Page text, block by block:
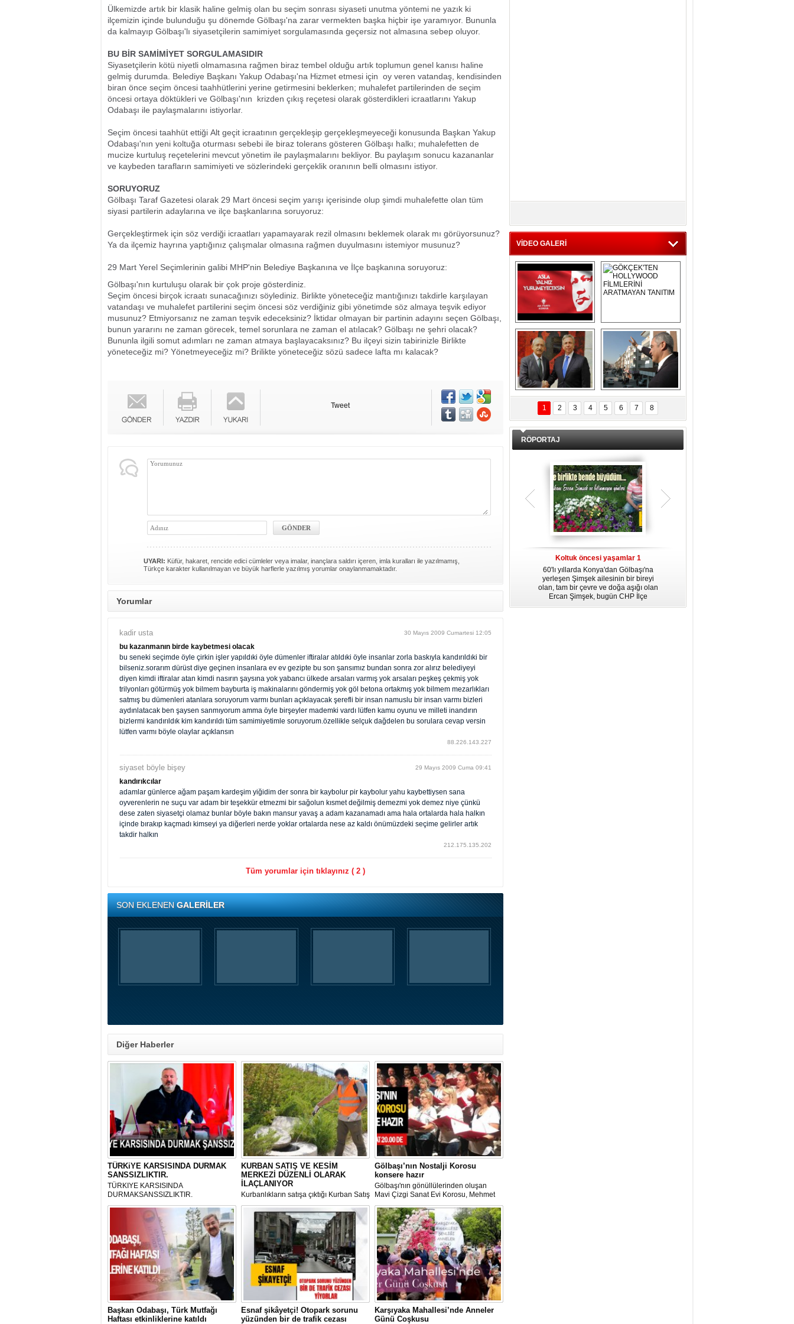
Ülkemizde artık bir klasik haline gelmiş olan bu seçim sonrası siyaseti unutma yöntemi ne yazık ki
ilçemizin içinde bulunduğu şu dönemde Gölbaşı'na zarar vermekten başka hiçbir işe yaramıyor. Bununla
da kalmayıp Gölbaşı'lı siyasetçilerin samimiyet sorgulamasında geçersiz not almasına sebep oluyor.
BU BİR SAMİMİYET SORGULAMASIDIR
Siyasetçilerin kötü niyetli olmamasına rağmen biraz tembel olduğu artık toplumun genel kanısı haline
gelmiş durumda. Belediye Başkanı Yakup Odabaşı'na Hizmet etmesi için  oy veren vatandaş, kendisinden
biran önce seçim öncesi taahhütlerini yerine getirmesini beklerken; muhalefet partilerinden de seçim
öncesi ortaya döktükleri ve Gölbaşı'nın krizden çıkış reçetesi olarak gösterdikleri icraatlarını Yakup
Odabaşı ile paylaşmalarını istiyorlar.
Seçim öncesi taahhüt ettiği Alt geçit icraatının gerçekleşip gerçekleşmeyeceği konusunda Başkan Yakup
Odabaşı'nın yeni koltuğa oturması sebebi ile biraz tolerans gösteren Gölbaşı halkı; muhalefetten de
mucize kurtuluş reçetelerini mevcut yönetim ile paylaşmalarını bekliyor. Bu paylaşım sonucu kazananlar
ve kaybeden tarafların samimiyeti ve sözlerindeki gerçeklik oranının belli olmasını istiyor.
SORUYORUZ
Gölbaşı Taraf Gazetesi olarak 29 Mart öncesi seçim yarışı içerisinde olup şimdi muhalefette olan tüm
siyasi partilerin adaylarına ve ilçe başkanlarına soruyoruz:
Gerçekleştirmek için söz verdiği icraatları yapamayarak rezil olmasını beklemek olarak mı görüyorsunuz?
Ya da ilçemiz hayrına yaptığınız çalışmalar olmasına rağmen duyulmasını istemiyor musunuz?
29 Mart Yerel Seçimlerinin galibi MHP'nin Belediye Başkanına ve İlçe başkanına soruyoruz:
Gölbaşı'nın kurtuluşu olarak bir çok proje gösterdiniz.
Seçim öncesi birçok icraatı sunacağınızı söylediniz. Birlikte yöneteceğiz mantığınızı takdirle karşılayan
vatandaşı ve muhalefet partilerini seçim öncesi söz verdiğiniz gibi yönetimde söz almaya teşvik ediyor
musunuz? Etmiyorsanız ne zaman teşvik edeceksiniz? İktidar olmayan bir partinin adayını seçen Gölbaşı,
bunun yararını ne zaman görecek, temel sorunlara ne zaman el atılacak? Gölbaşı ne şehri olacak?
Bununla ilgili somut adımları ne zaman atmaya başlayacaksınız? Bu ilçeyi sizin tabirinizle Birlikte
yöneteceğiz mi? Yönetmeyeceğiz mi? Brilikte yöneteceğiz sözü sadece lafta mı kalacak?
Tweet
UYARI: Küfür, hakaret, rencide edici cümleler veya imalar, inançlara saldırı içeren, imla kuralları ile yazılmamış,
Türkçe karakter kullanılmayan ve büyük harflerle yazılmış yorumlar onaylanmamaktadır.
Yorumlar
kadir usta 30 Mayıs 2009 Cumartesi 12:05
bu kazanmanın birde kaybetmesi olacak
bu seneki seçimde öyle çirkin işler yapıldıki öyle dümenler iftiralar atıldıki öyle insanlar zorla baskıyla kandırıldıki bir
bilseniz.sorarım dürüst diye geçinen insanlara ev ev gezipte bu son şansımız bundan sonra zor alırız belediyeyi
diyen kimdi iftiralar atan kimdi nasırın şaysına yok yabancı ülkede arsaları varmış yok arsaları peşkeş çekmiş yok
trilyonları götürmüş yok bilmem bayburta iş makinalarını göndermiş yok göl betona ortakmış yok bilmem mezarlıkları
satmış bu dümenleri atanlara soruyorum varmı bunları açıklayacak şerefli bir insan namuslu bir insan varmı bizleri
aydınlatacak ben şaysen sanmıyorum amma öyle birşeyler mademki vardı lütfen kamu oyunu ve milleti inandırın
bizlermi kandırıldık kim kandırıldı tüm samimiyetimle soruyorum.özellikle selçuk dağdelen bu sorulara cevap versin
lütfen varmı böyle olaylar açıklansın
88.226.143.227
siyaset böyle bişey 29 Mayıs 2009 Cuma 09:41
kandırıkcılar
adamlar günlerce ağam paşam kardeşim yiğidim der sonra bir kaybolur pir kaybolur yahu kaybettiysen sana
oyverenlerin ne suçu var adam bir teşekkür etmezmi bir sağolun kısmet değilmiş demezmi yok demez niye çünkü
dese zaten siyasetçi olamaz bunlar böyle bakın mansur yavaş a adam kazanamadı ama hala ortalarda hala halkın
içinde bırakıp kaçmadı kimseyi ya diğerleri nerde yoklar ortalarda nese az kaldı önümüzdeki seçime gelirler artık
takdir halkın
212.175.135.202
Tüm yorumlar için tıklayınız ( 2 )
SON EKLENENGALERİLER
Diğer Haberler
TÜRKiYE KARSISINDA DURMAK
SANSSIZLIKTIR.
TÜRKIYE KARSISINDA
DURMAKSANSSIZLIKTIR.
KURBAN SATIŞ VE KESİM
MERKEZİ DÜZENLİ OLARAK
İLAÇLANIYOR
Kurbanlıkların satışa çıktığı Kurban Satış
ve Kesim Merkezi, haşere ve
mikropların önüne geçilmesi amacıyla
her gün Gölbaşı Belediyesi ekipleri
tarafından düzenli olarak ilaçlanıyor.
Gölbaşı’nın Nostalji Korosu
konsere hazır
Gölbaşı'nın gönüllülerinden oluşan
Mavi Çizgi Sanat Evi Korosu, Mehmet
Akif Ersoy Kültür Merkezi’nde vereceği
konsere hızır.
Başkan Odabaşı, Türk Mutfağı
Haftası etkinliklerine katıldı
Esnaf şikâyetçi! Otopark sorunu
yüzünden bir de trafik cezası
Karşıyaka Mahallesi’nde Anneler
Günü Coşkusu
VİDEO GALERİ
Asla Yalnız
Yürümeyeceksin
Uzun Adam
GÖKÇEK'TEN
HOLLYWOOD
FİLMLERİNİ
ARATMAYAN
TANITIM
DAL İÇERİ ZÜBÜK!
ERCAN ŞİMŞEK
GÖLBAŞI'NDA
KASIRGA ETKİSİ
YARATTI !
1 2 3 4 5 6 7 8
RÖPORTAJ
Koltuk öncesi yaşamlar 1
60'lı yıllarda Konya'dan Gölbaşı'na
yerleşen Şimşek ailesinin bir bireyi
olan, tam bir çevre ve doğa aşığı olan
Ercan Şimşek, bugün CHP İlçe
Başkanlığı yaptığı Gölbaşı'nda yaşam
Teşrik tekbiri nedir? Ne anlama gelir?